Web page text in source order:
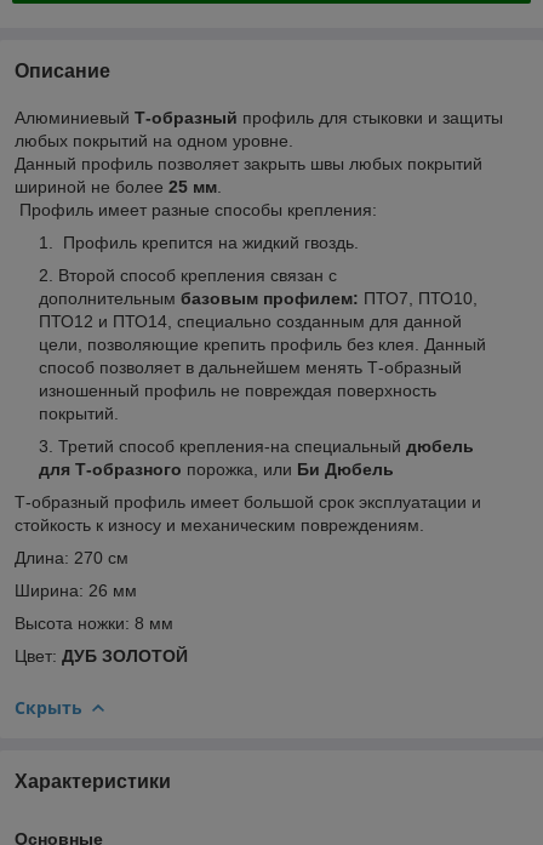
Описание
Алюминиевый Т-образный профиль для стыковки и защиты
любых покрытий на одном уровне.
Данный профиль позволяет закрыть швы любых покрытий
шириной не более 25 мм
Профиль имеет разные способы крепления:
Профиль крепится на жидкий гвоздь.
Второй способ крепления связан с
дополнительным базовым профилем: ПТО7, ПТО10,
ПТО12 и ПТО14, специально созданным для данной
цели, позволяющие крепить профиль без клея. Данный
способ позволяет в дальнейшем менять Т-образный
изношенный профиль не повреждая поверхность
покрытий.
Третий способ крепления-на специальный дюбель
для Т-образного порожка, или Би Дюбель
Т-образный профиль имеет большой срок эксплуатации и
стойкость к износу и механическим повреждениям.
Длина: 270 см
Ширина: 26 мм
Высота ножки: 8 мм
Цвет: ДУБ ЗОЛОТОЙ
Скрыть
Характеристики
Основные